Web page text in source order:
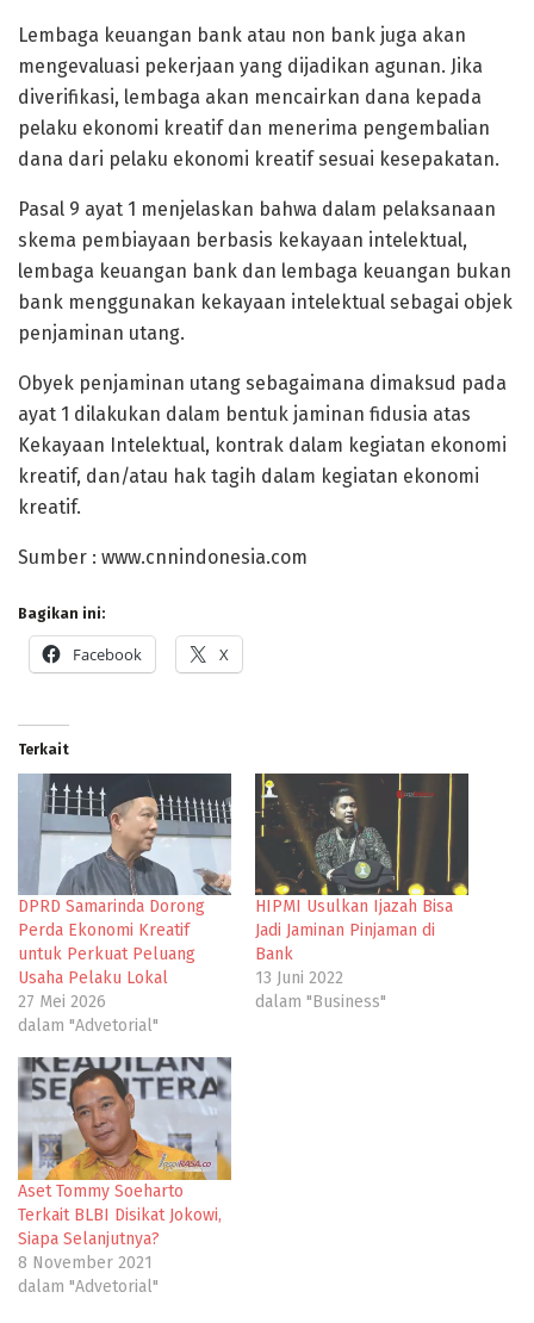
Lembaga keuangan bank atau non bank juga akan
mengevaluasi pekerjaan yang dijadikan agunan. Jika
diverifikasi, lembaga akan mencairkan dana kepada
pelaku ekonomi kreatif dan menerima pengembalian
dana dari pelaku ekonomi kreatif sesuai kesepakatan.
Pasal 9 ayat 1 menjelaskan bahwa dalam pelaksanaan
skema pembiayaan berbasis kekayaan intelektual,
lembaga keuangan bank dan lembaga keuangan bukan
bank menggunakan kekayaan intelektual sebagai objek
penjaminan utang.
Obyek penjaminan utang sebagaimana dimaksud pada
ayat 1 dilakukan dalam bentuk jaminan fidusia atas
Kekayaan Intelektual, kontrak dalam kegiatan ekonomi
kreatif, dan/atau hak tagih dalam kegiatan ekonomi
kreatif.
Sumber : www.cnnindonesia.com
Bagikan ini:
Facebook X
Terkait
DPRD Samarinda Dorong
Perda Ekonomi Kreatif
untuk Perkuat Peluang
Usaha Pelaku Lokal
27 Mei 2026
dalam "Advetorial"
HIPMI Usulkan Ijazah Bisa
Jadi Jaminan Pinjaman di
Bank
13 Juni 2022
dalam "Business"
Aset Tommy Soeharto
Terkait BLBI Disikat Jokowi,
Siapa Selanjutnya?
8 November 2021
dalam "Advetorial"